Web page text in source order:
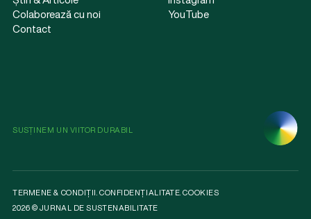
Colaborează cu noi
Contact
YouTube
SUSȚINEM UN VIITOR DURABIL
TERMENE & CONDIȚII.CONFIDENȚIALITATE.COOKIES
2026 © JURNAL DE SUSTENABILITATE